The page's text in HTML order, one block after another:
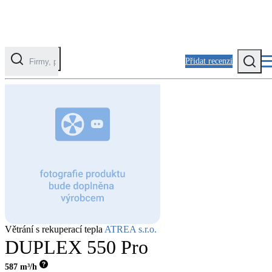
Přidat recenzi
Fotovoltaika
Solární ohřev vody
Tepelná čerpadla
Klimatizace pro vytápění
Zateplení
Obálka budovy
Větrání s rekuperací tepla ATREA s.r.o.
DUPLEX 550 Pro
587 m³/h